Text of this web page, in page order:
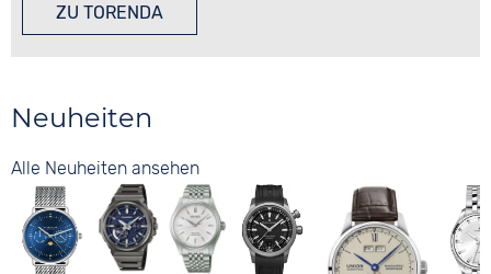
ZU TORENDA
Neuheiten
Alle Neuheiten ansehen